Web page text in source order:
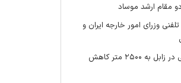
دو مقام ارشد موساد
وزرای امور خارجه ایران و
دید افقی در زابل به ۲۵۰۰ متر کاهش